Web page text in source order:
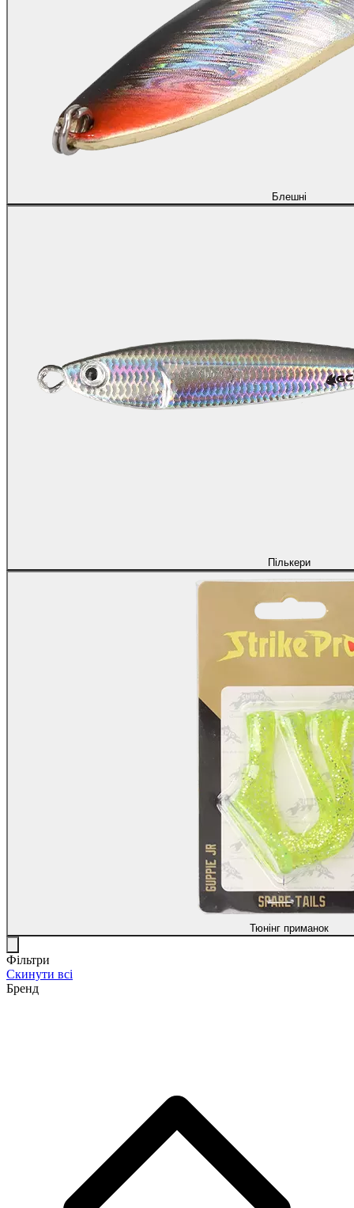
Блешні
Пількери
Тюнінг приманок
Фільтри
Скинути всі
Бренд